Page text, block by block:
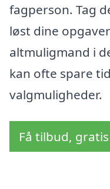
fagperson. Tag
løst dine
altmuligmand i
kan ofte spare
valgmuligheder.
Få tilbud,